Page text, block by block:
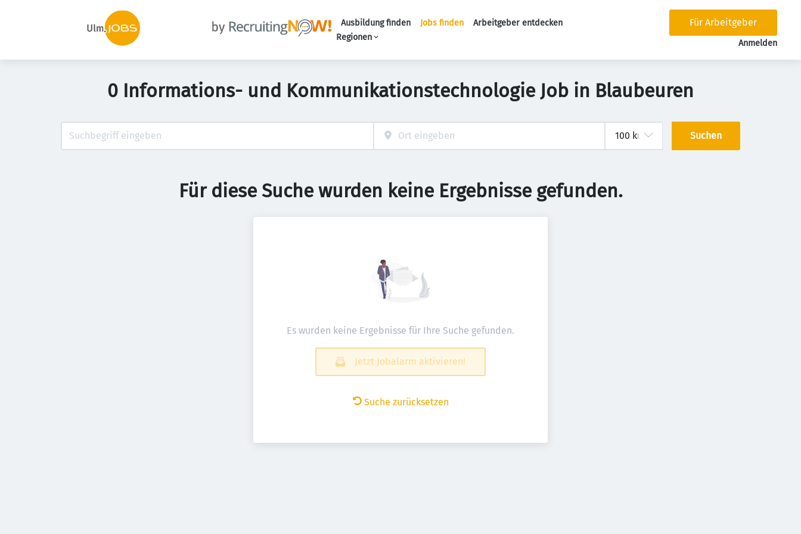
Ausbildung finden Jobs finden
Arbeitgeber entdecken
Regionen
Für Arbeitgeber
Anmelden
0 Informations- und Kommunikationstechnologie Job in Blaubeuren
Suchen
Für diese Suche wurden keine Ergebnisse gefunden.
Es wurden keine Ergebnisse für Ihre Suche gefunden.
Jetzt Jobalarm aktivieren!
Suche zurücksetzen